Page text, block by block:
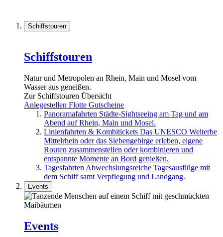
Schiffstouren
Schiffstouren
Natur und Metropolen an Rhein, Main und Mosel vom
Wasser aus geneißen.
Zur Schiffstouren Übersicht
Anlegestellen Flotte Gutscheine
Panoramafahrten Städte-Sightseeing am Tag und am
Abend auf Rhein, Main und Mosel.
Linienfahrten & Kombitickets Das UNESCO Welterbe
Mittelrhein oder das Siebengebirge erleben, eigene
Routen zusammenstellen oder kombinieren und
entspannte Momente an Bord genießen.
Tagesfahrten Abwechslungsreiche Tagesausflüge mit
dem Schiff samt Verpflegung und Landgang.
Events
Events